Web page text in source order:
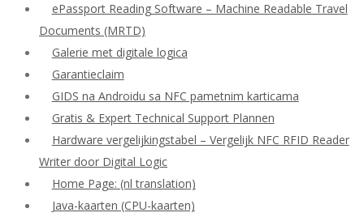
ePassport Reading Software – Machine Readable Travel
Documents (MRTD)
Galerie met digitale logica
Garantieclaim
GIDS na Androidu sa NFC pametnim karticama
Gratis & Expert Technical Support Plannen
Hardware vergelijkingstabel – Vergelijk NFC RFID Reader
Writer door Digital Logic
Home Page: (nl translation)
Java-kaarten (CPU-kaarten)